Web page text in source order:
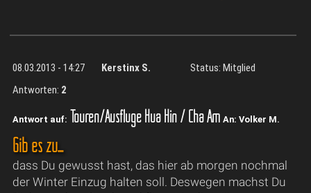
08.03.2013 - 14:27 Kerstinx S.
Status: Mitglied
Antworten: 2
Antwort auf: Touren/Ausflüge Hua Hin / Cha Am An: Volker M.
Gib es zu....
dass Du gewusst hast, das hier ab morgen nochmal
der Winter Einzug halten soll. Deswegen machst Du